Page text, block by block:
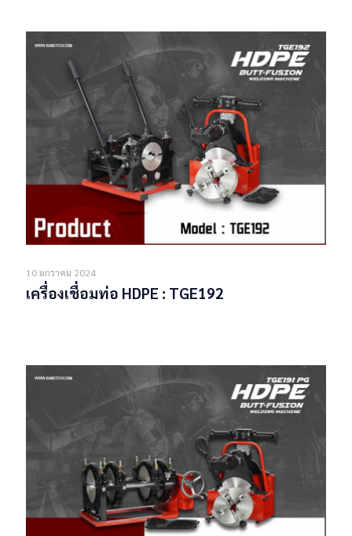
10 มกราคม 2024
เครื่องเชื่อมท่อ HDPE : TGE192